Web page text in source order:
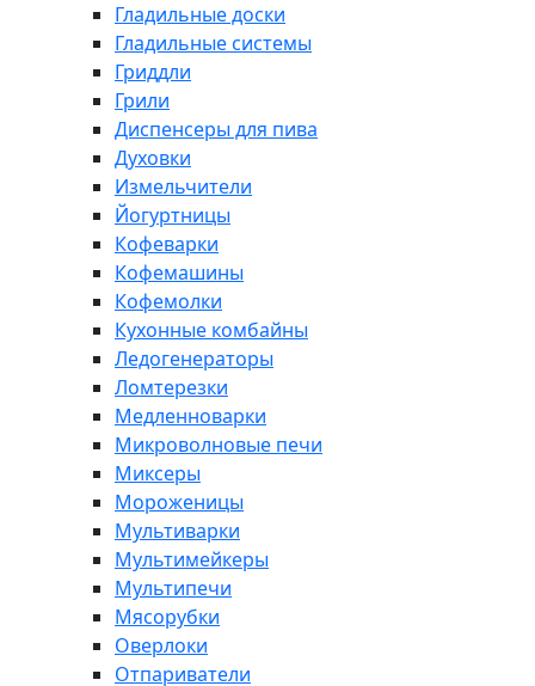
Гладильные доски
Гладильные системы
Гриддли
Грили
Диспенсеры для пива
Духовки
Измельчители
Йогуртницы
Кофеварки
Кофемашины
Кофемолки
Кухонные комбайны
Ледогенераторы
Ломтерезки
Медленноварки
Микроволновые печи
Миксеры
Мороженицы
Мультиварки
Мультимейкеры
Мультипечи
Мясорубки
Оверлоки
Отпариватели